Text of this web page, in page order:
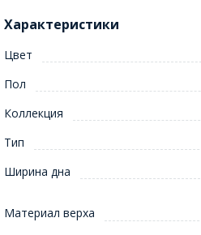
Характеристики
Цвет
Пол
Коллекция
Тип
Ширина дна
Материал верха